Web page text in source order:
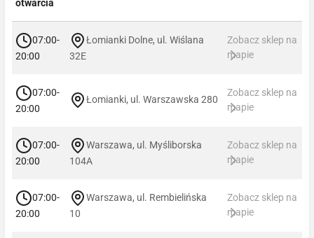
otwarcia
07:00-
20:00
Łomianki Dolne, ul. Wiślana
32E
Zobacz sklep na
mapie
07:00-
20:00
Łomianki, ul. Warszawska 280
Zobacz sklep na
mapie
07:00-
20:00
Warszawa, ul. Myśliborska
104A
Zobacz sklep na
mapie
07:00-
20:00
Warszawa, ul. Rembielińska
10
Zobacz sklep na
mapie